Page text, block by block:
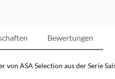
die
Bewertungen
von ASA Selection aus der Serie